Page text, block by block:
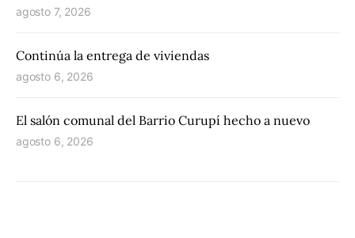
agosto 7, 2026
Continúa la entrega de viviendas
agosto 6, 2026
El salón comunal del Barrio Curupí hecho a nuevo
agosto 6, 2026